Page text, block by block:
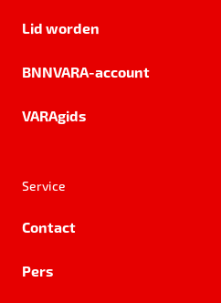
Lid worden
BNNVARA-account
VARAgids
Service
Contact
Pers